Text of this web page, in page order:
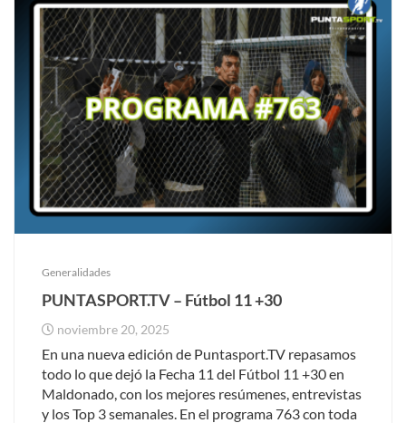
Generalidades
PUNTASPORT.TV – Fútbol 11 +30
noviembre 20, 2025
En una nueva edición de Puntasport.TV repasamos
todo lo que dejó la Fecha 11 del Fútbol 11 +30 en
Maldonado, con los mejores resúmenes, entrevistas
y los Top 3 semanales. En el programa 763 con toda